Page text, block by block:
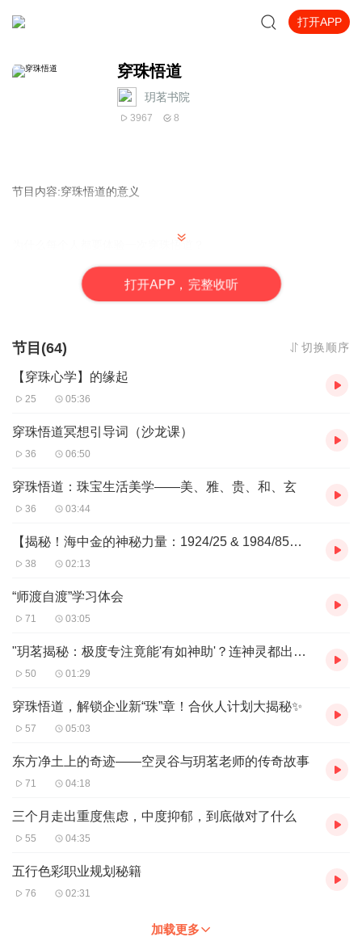
打开APP
穿珠悟道
玥茗书院
3967 8
节目内容:穿珠悟道的意义
为什么每个人都要体验一次穿珠悟道？
1.心灵净化与觉悟：
佩戴悟道珠串可以让人在面临疑惑、困难和苦难时，通过念唸念
珠，增加勇气和力量。
悟道珠串作为一种吉祥物，象征着一种安宁祥和的境界，佩戴后可
以舒缓心情，提高睡眠质量。
2.增强坚韧品质：
悟道珠串的质地坚硬，常常被人们视为勇敢、刚硬的象征，可以让
人变得坚强，坦然面对生活中的任何事情。
五福珠也是吉祥、平安的象征，属于很好的平安符。将其送给长辈
父母，可以表达一种深深的祝福，同时也寓意着万事如意、身心健
4.修行意识的提升：
可以提升修行意识，使人更加专注于修炼和悟道过程。
对于那些面临压力、焦虑的人来说，穿珠悟道可以对这些情绪进行
有效的缓解。
五福珠（或类似产品）通过研发的领悟神经反馈，能够减少光线频
闪刺激，改善眼部疲劳，让眼睛得到充分的休息和保护。
的工作和学习环境。
体验穿珠悟道不仅可以在精神层面带来心灵的净化、觉悟、坚韧、
吉祥等好处，还可以在现代生活中辅助改善眼部 疲劳、降低噪音干
际的修行，它只是一个象征物，一个载体，在佩戴时应保持敬意，
作者介绍:玥茗老师
打开APP，完整收听
节目(64) 切换顺序
【穿珠心学】的缘起
25 05:36
穿珠悟道冥想引导词（沙龙课）
36 06:50
穿珠悟道：珠宝生活美学——美、雅、贵、和、玄
36 03:44
【揭秘！海中金的神秘力量：1924/25 & 1984/85年的你，是潜藏的
38 02:13
“师渡自渡”学习体会
71 03:05
"玥茗揭秘：极度专注竟能'有如神助'？连神灵都出手？
50 01:29
穿珠悟道，解锁企业新“珠”章！合伙人计划大揭秘✨
57 05:03
东方净土上的奇迹——空灵谷与玥茗老师的传奇故事
71 04:18
三个月走出重度焦虑，中度抑郁，到底做对了什么
55 04:35
五行色彩职业规划秘籍
76 02:31
加载更多